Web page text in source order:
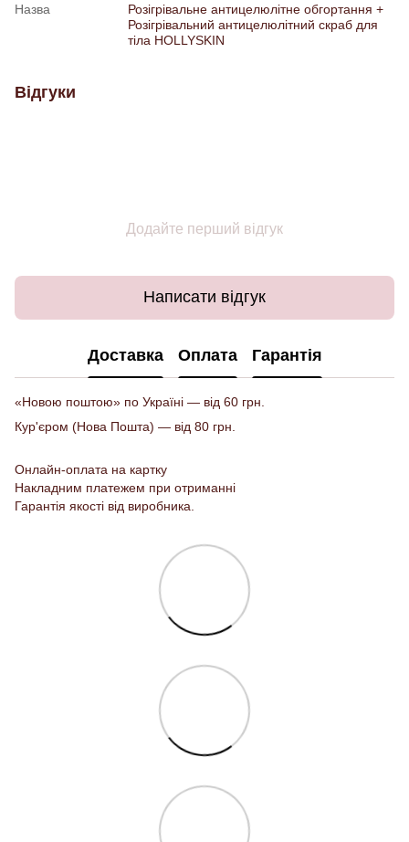
Назва
Розігрівальне антицелюлітне обгортання +
Розігрівальний антицелюлітний скраб для
тіла HOLLYSKIN
Відгуки
Додайте перший відгук
Написати відгук
Доставка Оплата Гарантія
«Новою поштою» по Україні — від 60 грн.
Кур'єром (Нова Пошта) — від 80 грн.
Онлайн-оплата на картку
Накладним платежем при отриманні
Гарантія якості від виробника.